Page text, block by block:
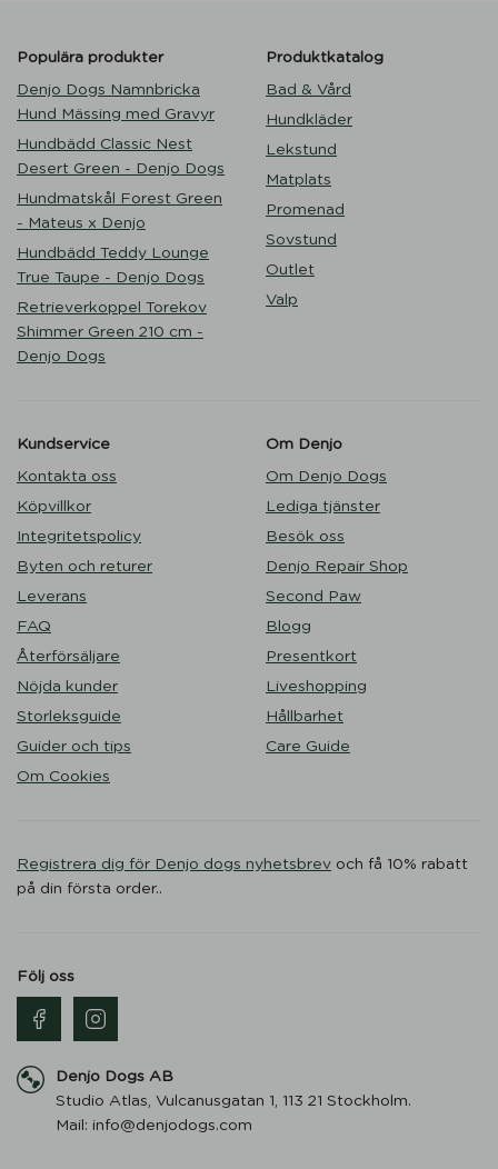
Populära produkter
Denjo Dogs Namnbricka
Hund Mässing med Gravyr
Hundbädd Classic Nest
Desert Green - Denjo Dogs
Hundmatskål Forest Green
- Mateus x Denjo
Hundbädd Teddy Lounge
True Taupe - Denjo Dogs
Retrieverkoppel Torekov
Shimmer Green 210 cm -
Denjo Dogs
Produktkatalog
Bad & Vård
Hundkläder
Lekstund
Matplats
Promenad
Sovstund
Outlet
Valp
Kundservice
Kontakta oss
Köpvillkor
Integritetspolicy
Byten och returer
Leverans
FAQ
Återförsäljare
Nöjda kunder
Storleksguide
Guider och tips
Om Cookies
Om Denjo
Om Denjo Dogs
Lediga tjänster
Besök oss
Denjo Repair Shop
Second Paw
Blogg
Presentkort
Liveshopping
Hållbarhet
Care Guide
Registrera dig för Denjo dogs nyhetsbrev och få 10% rabatt
på din första order..
Denjo Dogs AB
Studio Atlas, Vulcanusgatan 1, 113 21 Stockholm.
Mail: info@denjodogs.com
Följ oss